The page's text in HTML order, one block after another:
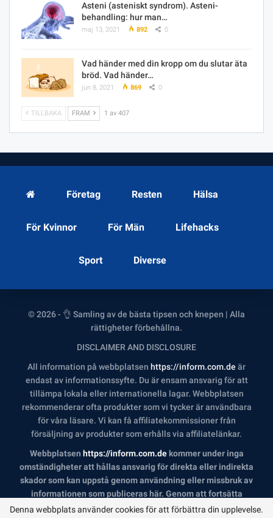
Asteni (asteniskt syndrom). Asteni-
behandling: hur man…
maj 13, 2021 892 0
Vad händer med din kropp om du slutar äta
bröd. Vad händer…
jun 8, 2021 869 0
TILLBAKA FRAM 1 av 407
Företag Resten Hälsa
För Kvinnor För Män Lifehacks
Sport Diverse
© 2026 - 👌 Samling av de bästa tipsen och knepen | Alla
rättigheter förbehållna.
DISCLAIMER AND DISCLOSURE
All information på webbplatsen https://inform.com.de är
endast av informationssyfte. Du är ensam ansvarig för att
tillämpa lokala eller internationella lagar. Webbplatsen
rekommenderar ofta produkter som vi tycker är användbara
för våra läsare. Vi kan få affiliatekommissioner från
försäljning av produkter som erhålls via affiliatelänkar.
Webbplatsen https://inform.com.dekommer under inga
omständigheter att hållas ansvarig för direkta eller indirekta
skador som kan uppstå genom användning eller missbruk av
informationen som publiceras här. Genom att fortsätta
erkänner du att du har läst och accepterat vår fullständiga
Denna webbplats använder cookies för att förbättra din upplevelse.